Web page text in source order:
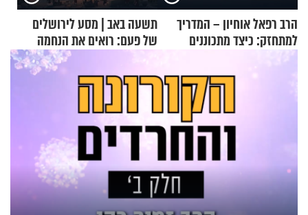
הרב רפאל אוחיון – המדריך
למתחזק: כיצד מתכוננים
לתפילה?
תשעה באב | מסע לירושלים
של פעם: רואים את הנחמה